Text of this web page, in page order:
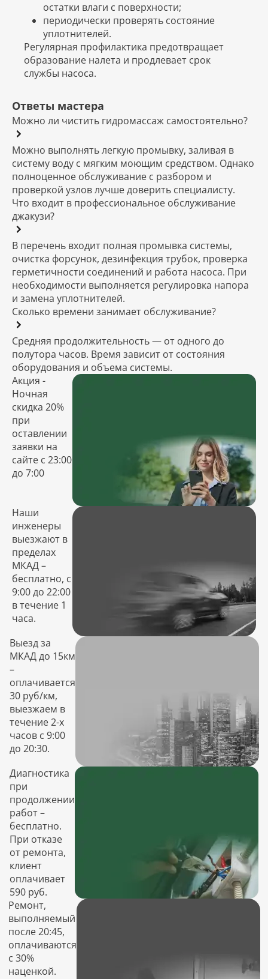
остатки влаги с поверхности;
периодически проверять состояние
уплотнителей.
Регулярная профилактика предотвращает
образование налета и продлевает срок
службы насоса.
Ответы мастера
Можно ли чистить гидромассаж самостоятельно?
Можно выполнять легкую промывку, заливая в
систему воду с мягким моющим средством. Однако
полноценное обслуживание с разбором и
проверкой узлов лучше доверить специалисту.
Что входит в профессиональное обслуживание
джакузи?
В перечень входит полная промывка системы,
очистка форсунок, дезинфекция трубок, проверка
герметичности соединений и работа насоса. При
необходимости выполняется регулировка напора
и замена уплотнителей.
Сколько времени занимает обслуживание?
Средняя продолжительность — от одного до
полутора часов. Время зависит от состояния
оборудования и объема системы.
Акция -
Ночная
скидка 20%
при
оставлении
заявки на
сайте с 23:00
до 7:00
Наши
инженеры
выезжают в
пределах
МКАД –
бесплатно, с
9:00 до 22:00
в течение 1
часа.
Выезд за
МКАД до 15км
–
оплачивается
30 руб/км,
выезжаем в
течение 2-х
часов с 9:00
до 20:30.
Диагностика
при
продолжении
работ –
бесплатно.
При отказе
от ремонта,
клиент
оплачивает
590 руб.
Ремонт,
выполняемый
после 20:45,
оплачиваются
с 30%
наценкой.